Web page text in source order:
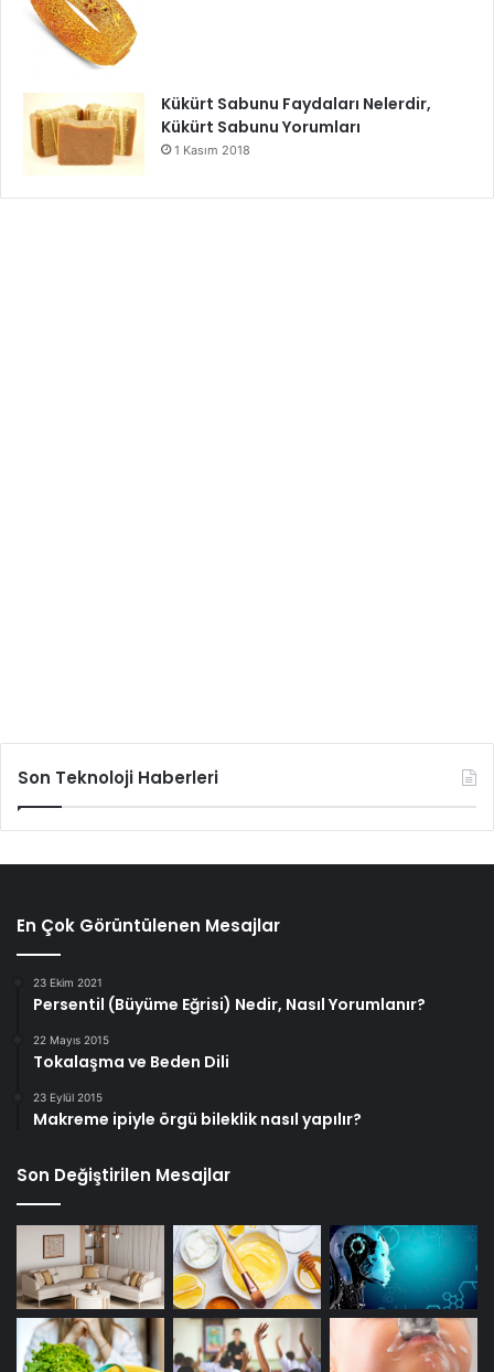
Kükürt Sabunu Faydaları Nelerdir,
Kükürt Sabunu Yorumları
1 Kasım 2018
Son Teknoloji Haberleri
En Çok Görüntülenen Mesajlar
23 Ekim 2021
Persentil (Büyüme Eğrisi) Nedir, Nasıl Yorumlanır?
22 Mayıs 2015
Tokalaşma ve Beden Dili
23 Eylül 2015
Makreme ipiyle örgü bileklik nasıl yapılır?
Son Değiştirilen Mesajlar